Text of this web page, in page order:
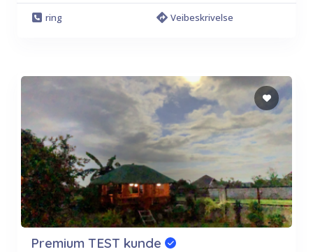
ring
Veibeskrivelse
Premium TEST kunde